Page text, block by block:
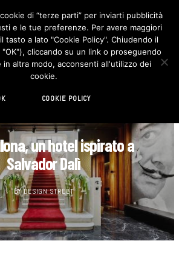
F
c
e
b
o
I
n
s
t
un hotel ispirato a
Salvador Dalì
BY DESIGN STREET
di “terze parti” per inviarti pubblicità
e le tue preferenze. Per avere maggiori
tasto a lato "Cookie Policy". Chiudendo il
cliccando su un link o proseguendo
in altra modo, acconsenti all'utilizzo dei
cookie.
COOKIE POLICY